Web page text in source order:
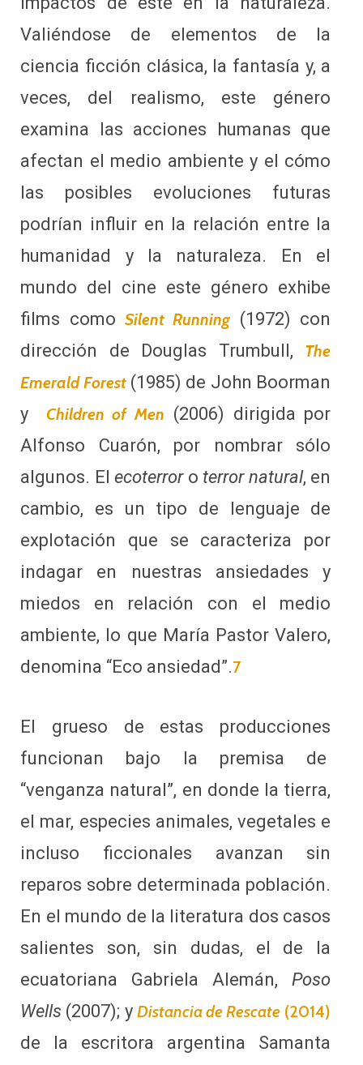
Valiéndose de elementos de la
ciencia ficción clásica, la fantasía y, a
veces, del realismo, este género
examina las acciones humanas que
afectan el medio ambiente y el cómo
las posibles evoluciones futuras
podrían influir en la relación entre la
humanidad y la naturaleza. En el
mundo del cine este género exhibe
films como Silent Running(1972) con
dirección de Douglas Trumbull,
The
Emerald Forest (1985) de John Boorman
y
Children of Men (2006) dirigida por
Alfonso Cuarón, por nombrar sólo
algunos. Elecoterror oterror natural, en
cambio, es un tipo de lenguaje de
explotación que se caracteriza por
indagar en nuestras ansiedades y
miedos en relación con el medio
ambiente, lo que María Pastor Valero,
denomina “Eco ansiedad”.7
El grueso de estas producciones
funcionan bajo la premisa de
“venganza natural”, en donde la tierra,
el mar, especies animales, vegetales e
incluso ficcionales avanzan sin
reparos sobre determinada población.
En el mundo de la literatura dos casos
salientes son, sin dudas, el de la
ecuatoriana Gabriela Alemán,Poso
Wells (2007); y Distancia de Rescate (2014)
de la escritora argentina Samanta